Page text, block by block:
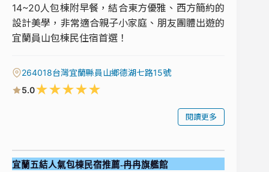
14~20人包棟附早餐，結合東方優雅、西方簡約的
設計美學，非常適合親子小家庭、朋友團體出遊的
宜蘭員山包棟民住宿首選！
264018台灣宜蘭縣員山鄉德湖七路15號
5.0★★★★★
閱讀更多
宜蘭五結人氣包棟民宿推薦-冉冉旗艦館